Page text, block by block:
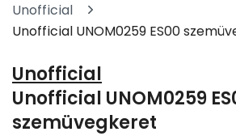
Unofficial
Unofficial UNOM0259 ES00
Unofficial
Unofficial UNOM0259
szemüvegkeret